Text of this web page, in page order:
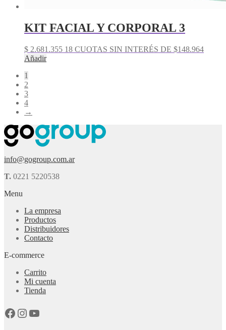
KIT FACIAL Y CORPORAL 3
$ 2.681.355 18 CUOTAS SIN INTERÉS DE $148.964
Añadir
1
2
3
4
→
info@gogroup.com.ar
T. 0221 5220538
Menu
La empresa
Productos
Distribuidores
Contacto
E-commerce
Carrito
Mi cuenta
Tienda
Facebook
Instagram
YouTube